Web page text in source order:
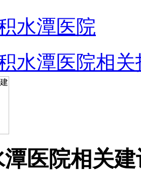
水潭医院
水潭医院相关
医院相关建